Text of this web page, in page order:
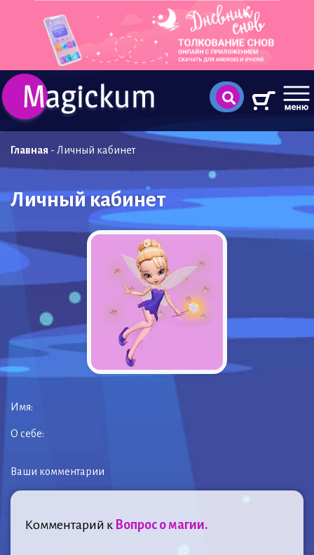
Главная - Личный кабинет
Личный кабинет
Имя:
О себе:
Ваши комментарии
Комментарий к Вопрос о магии.